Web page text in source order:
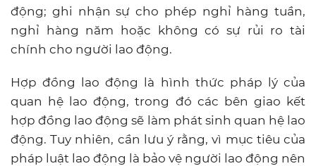
động; ghi nhận sự cho phép nghỉ hàng tuần,
nghỉ hàng năm hoặc không có sự rủi ro tài
chính cho người lao động.
Hợp đồng lao động là hình thức pháp lý của
quan hệ lao động, trong đó các bên giao kết
hợp đồng lao động sẽ làm phát sinh quan hệ lao
động. Tuy nhiên, cần lưu ý rằng, vì mục tiêu của
pháp luật lao động là bảo vệ người lao động nên